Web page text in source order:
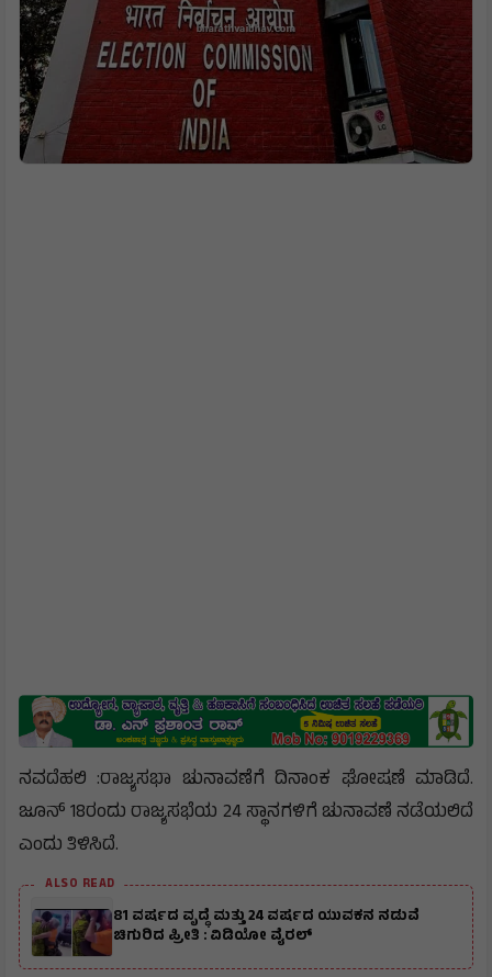
ನವದೆಹಲಿ :ರಾಜ್ಯಸಭಾ ಚುನಾವಣೆಗೆ ದಿನಾಂಕ ಘೋಷಣೆ ಮಾಡಿದೆ.
ಜೂನ್ 18ರಂದು ರಾಜ್ಯಸಭೆಯ 24 ಸ್ಥಾನಗಳಿಗೆ ಚುನಾವಣೆ ನಡೆಯಲಿದೆ
ಎಂದು ತಿಳಿಸಿದೆ.
ALSO READ
81 ವರ್ಷದ ವೃದ್ಧೆ ಮತ್ತು 24 ವರ್ಷದ ಯುವಕನ ನಡುವೆ
ಚಿಗುರಿದ ಪ್ರೀತಿ : ವಿಡಿಯೋ ವೈರಲ್